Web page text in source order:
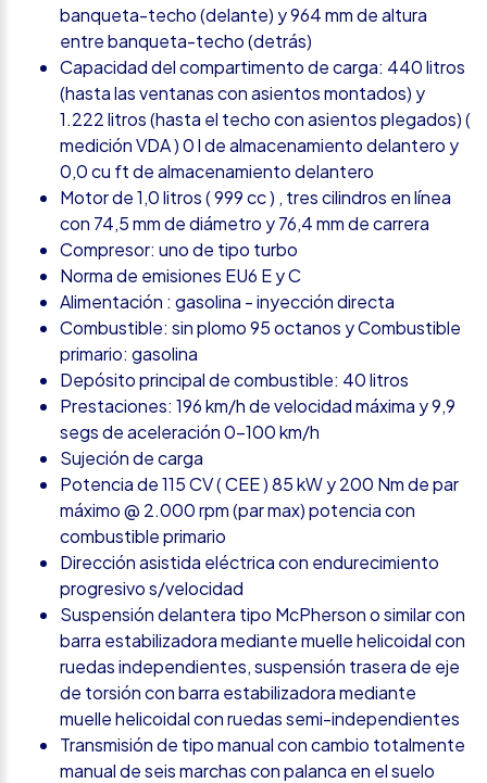
banqueta-techo (delante) y 964 mm de altura
entre banqueta-techo (detrás)
Capacidad del compartimento de carga: 440 litros
(hasta las ventanas con asientos montados) y
1.222 litros (hasta el techo con asientos plegados) (
medición VDA ) 0 l de almacenamiento delantero y
0,0 cu ft de almacenamiento delantero
Motor de 1,0 litros ( 999 cc ) , tres cilindros en línea
con 74,5 mm de diámetro y 76,4 mm de carrera
Compresor: uno de tipo turbo
Norma de emisiones EU6 E y C
Alimentación : gasolina - inyección directa
Combustible: sin plomo 95 octanos y Combustible
primario: gasolina
Depósito principal de combustible: 40 litros
Prestaciones: 196 km/h de velocidad máxima y 9,9
segs de aceleración 0-100 km/h
Sujeción de carga
Potencia de 115 CV ( CEE ) 85 kW y 200 Nm de par
máximo @ 2.000 rpm (par max) potencia con
combustible primario
Dirección asistida eléctrica con endurecimiento
progresivo s/velocidad
Suspensión delantera tipo McPherson o similar con
barra estabilizadora mediante muelle helicoidal con
ruedas independientes, suspensión trasera de eje
de torsión con barra estabilizadora mediante
muelle helicoidal con ruedas semi-independientes
Transmisión de tipo manual con cambio totalmente
manual de seis marchas con palanca en el suelo